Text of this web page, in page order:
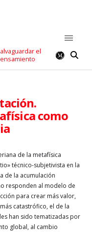
el
como
de la metafísica
técnico-subjetivista en la
de la acumulación
responden al modelo de
para crear más valor,
catastrófico, el de la
han sido tematizadas por
global, al cambio